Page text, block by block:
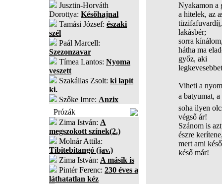
Jusztin-Horváth
Dorottya: Későhajnal
Tamási József: északi
szél
Paál Marcell:
Szezonzavar
Tímea Lantos: Nyoma
veszett
Szakállas Zsolt: ki lapít
ki.
Szőke Imre: Anzix
Prózák
Zima István: A
megszokott színek(2.)
Molnár Attila:
Tibitebitangó (jav.)
Zima István: A másik is
Pintér Ferenc: 230 éves a
láthatatlan kéz
Nyakamon a
a hitelek, az
tüzifafuvardíj,
lakásbér;
sorra
hátha ma
győz, aki
Viheti a
a batyumat, a
soha ilyen
végső ár!
Szánom is
észre
mert ami
késő már!